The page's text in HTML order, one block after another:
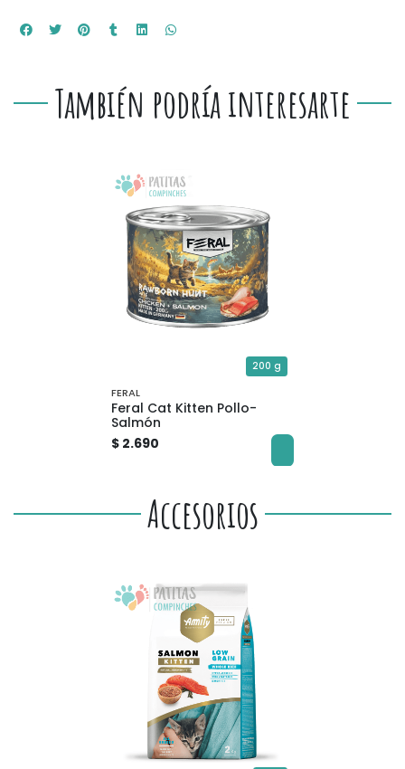
También podría interesarte
200 g
FERAL
Feral Cat Kitten Pollo-
Salmón
$ 2.690
Accesorios